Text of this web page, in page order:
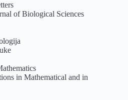
of Biological Sciences
in Mathematical and in